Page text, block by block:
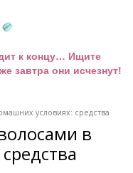
к концу… Ищите
завтра они исчезнут!
условиях: средства
в